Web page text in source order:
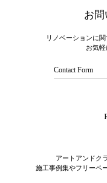
お
リノベーションに
お気軽
Contact Form
アートアンドク
施工事例集やフリーペ